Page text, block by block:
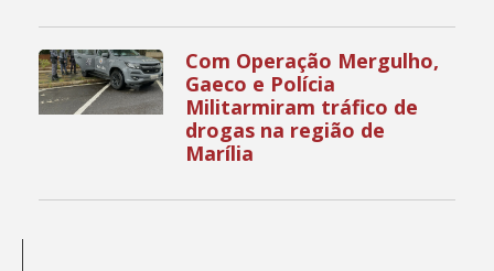
Com Operação Mergulho,
Gaeco e Polícia
Militarmiram tráfico de
drogas na região de
Marília